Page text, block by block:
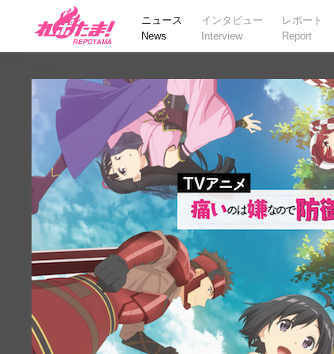
ニュース
News
インタビュー
Interview
レポート
Report